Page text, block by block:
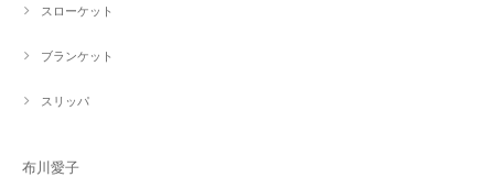
スローケット
ブランケット
スリッパ
布川愛子